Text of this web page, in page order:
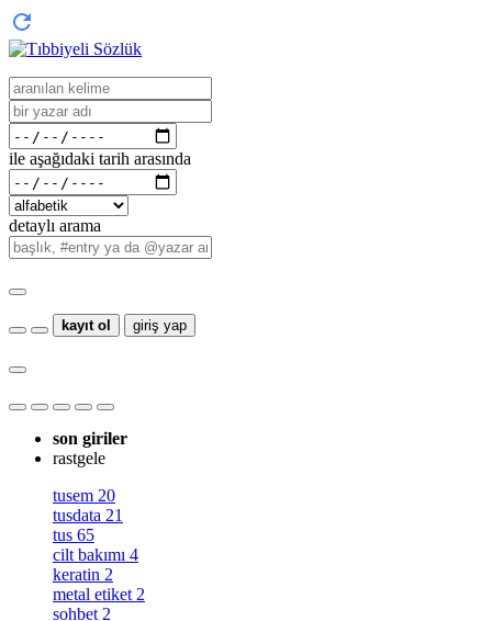
ile aşağıdaki tarih arasında
detaylı arama
kayıt ol giriş yap
son giriler
rastgele
tusem 20
tusdata 21
tus 65
cilt bakımı 4
keratin 2
metal etiket 2
sohbet 2